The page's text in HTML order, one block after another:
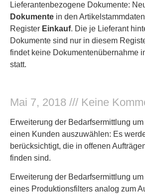
Lieferantenbezogene Dokumente:
Dokumente in den
Register Einkauf. Die je Lieferant
Dokumente sind nur in diesem
findet keine Dokumentenübernahme
statt.
Mai 7, 2018 Keine
Erweiterung der Bedarfsermittlung
einen Kunden auszuwählen: Es
berücksichtigt, die in offenen
finden sind.
Erweiterung der Bedarfsermittlung
eines Produktionsfilters analog zum